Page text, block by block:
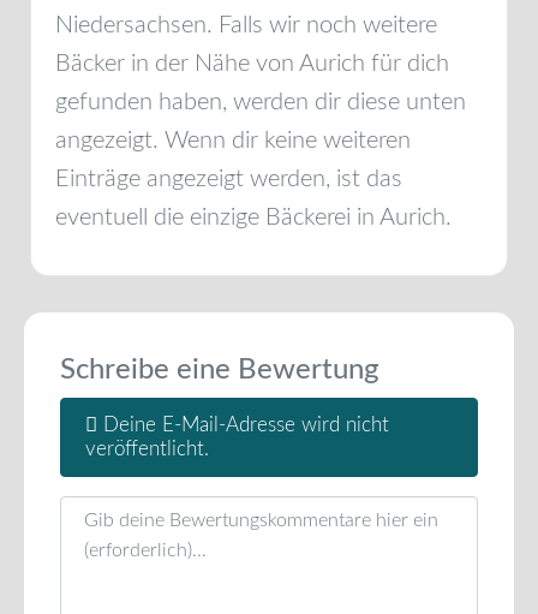
Niedersachsen. Falls wir noch weitere
Bäcker in der Nähe von Aurich für dich
gefunden haben, werden dir diese unten
angezeigt. Wenn dir keine weiteren
Einträge angezeigt werden, ist das
eventuell die einzige Bäckerei in Aurich.
Schreibe eine Bewertung
Deine E-Mail-Adresse wird nicht
veröffentlicht.
Rezensionstext